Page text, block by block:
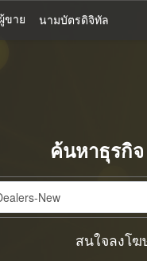
ขาย นามบัตรดิจิทัล
ค้นหาธุรกิ
สนใจลงโ